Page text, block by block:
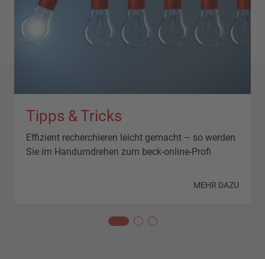
Tipps & Tricks
Effizient recherchieren leicht gemacht – so werden
Sie im Handumdrehen zum beck-online-Profi
MEHR DAZU